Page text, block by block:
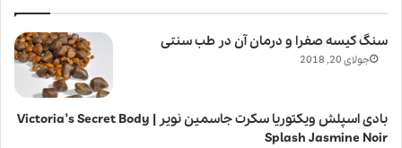
سنگ کیسه صفرا و درمان آن در طب سنتی
جولای 20, 2018
بادی اسپلش ویکتوریا سکرت جاسمین نویر | Victoria’s Secret Body
Splash Jasmine Noir